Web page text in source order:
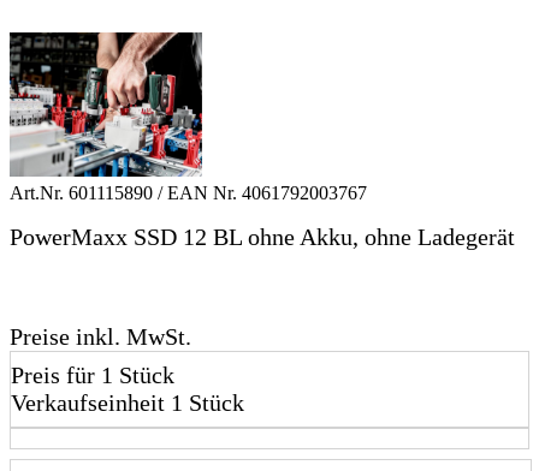
Art.Nr. 601115890 / EAN Nr. 4061792003767
PowerMaxx SSD 12 BL ohne Akku, ohne Ladegerät
Preise inkl. MwSt.
Preis für 1 Stück
Verkaufseinheit 1 Stück